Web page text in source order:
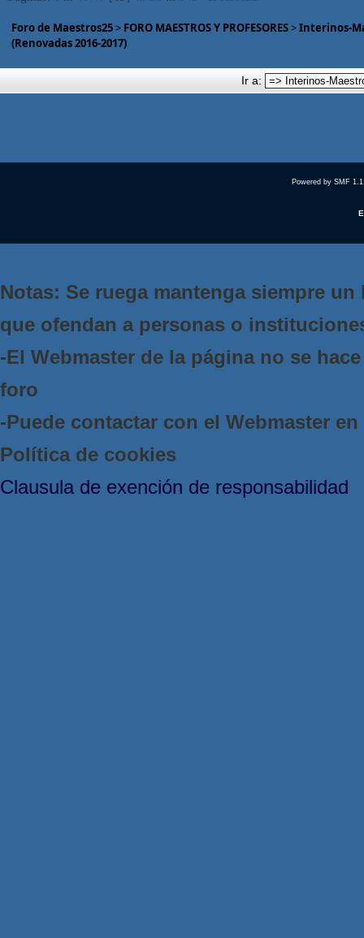
Foro de Maestros25> FORO MAESTROS Y PROFESORES>Interinos-
(Renovadas 2016-2017)
Ir a:
Powered by SMF
Notas: Se ruega mantenga siempre
que ofendan a personas o
-El Webmaster de la página no se
foro
-Puede contactar con el Webmaster
Política de cookies
Clausula de exención de responsabilidad